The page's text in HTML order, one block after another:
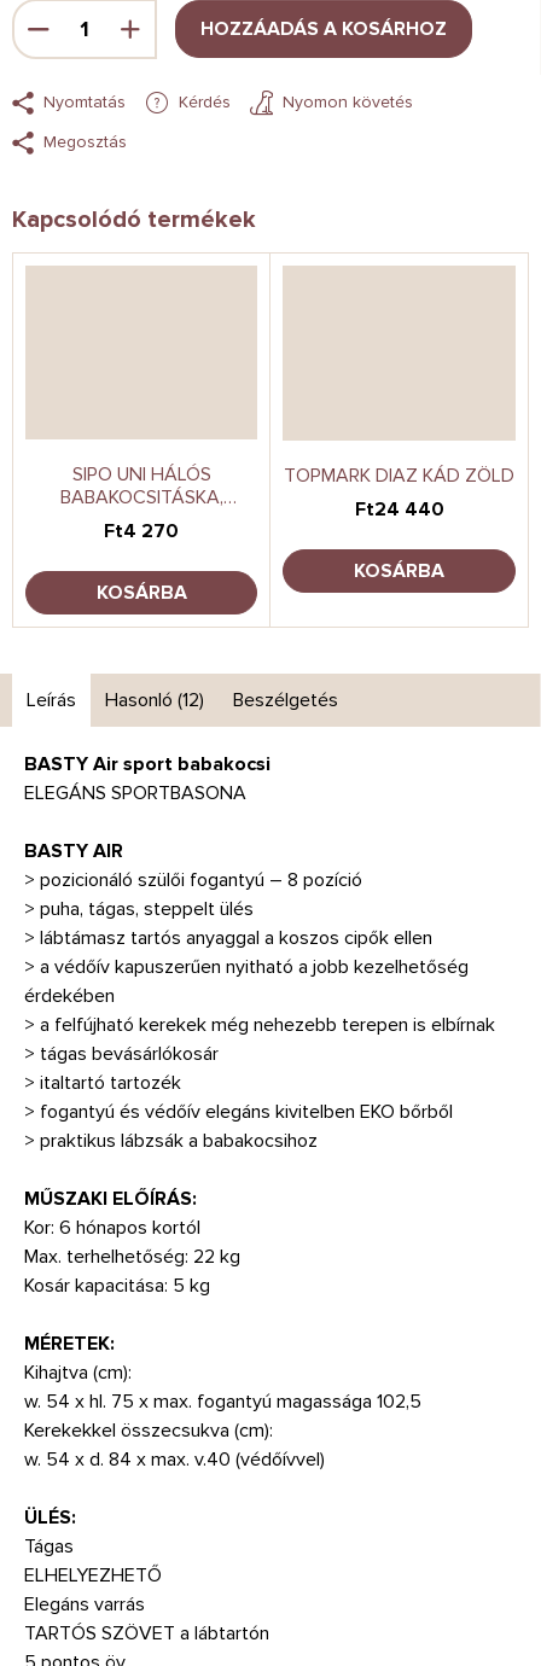
HOZZÁADÁS A KOSÁRHOZ
Nyomtatás Kérdés
Nyomon követés
Megosztás
Kapcsolódó termékek
SIPO UNI HÁLÓS
BABAKOCSITÁSKA,
FEKETE
Ft4 270
KOSÁRBA
TOPMARK DIAZ KÁD ZÖLD
Ft24 440
KOSÁRBA
Leírás Hasonló (12) Beszélgetés
BASTY Air sport babakocsi
ELEGÁNS SPORTBASONA
BASTY AIR
> pozicionáló szülői fogantyú – 8 pozíció
> puha, tágas, steppelt ülés
> lábtámasz tartós anyaggal a koszos cipők ellen
> a védőív kapuszerűen nyitható a jobb kezelhetőség
érdekében
> a felfújható kerekek még nehezebb terepen is elbírnak
> tágas bevásárlókosár
> italtartó tartozék
> fogantyú és védőív elegáns kivitelben EKO bőrből
> praktikus lábzsák a babakocsihoz
MŰSZAKI ELŐÍRÁS:
Kor: 6 hónapos kortól
Max. terhelhetőség: 22 kg
Kosár kapacitása: 5 kg
MÉRETEK:
Kihajtva (cm):
w. 54 x hl. 75 x max. fogantyú magassága 102,5
Kerekekkel összecsukva (cm):
w. 54 x d. 84 x max. v.40 (védőívvel)
ÜLÉS:
Tágas
ELHELYEZHETŐ
Elegáns varrás
TARTÓS SZÖVET a lábtartón